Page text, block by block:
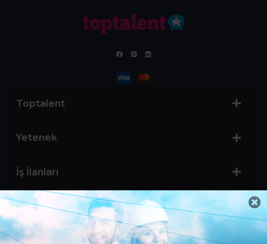
Toptalent
Yetenek
İş İlanları
Sertifika Programları
Yetenek Testleri